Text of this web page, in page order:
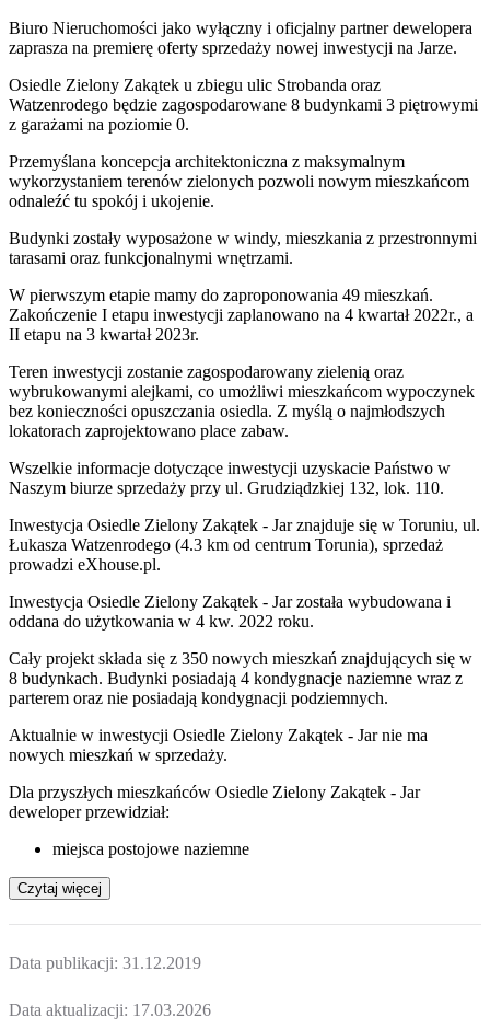
Biuro Nieruchomości jako wyłączny i oficjalny partner dewelopera
zaprasza na premierę oferty sprzedaży nowej inwestycji na Jarze.
Osiedle Zielony Zakątek u zbiegu ulic Strobanda oraz
Watzenrodego będzie zagospodarowane 8 budynkami 3 piętrowymi
z garażami na poziomie 0.
Przemyślana koncepcja architektoniczna z maksymalnym
wykorzystaniem terenów zielonych pozwoli nowym mieszkańcom
odnaleźć tu spokój i ukojenie.
Budynki zostały wyposażone w windy, mieszkania z przestronnymi
tarasami oraz funkcjonalnymi wnętrzami.
W pierwszym etapie mamy do zaproponowania 49 mieszkań.
Zakończenie I etapu inwestycji zaplanowano na 4 kwartał 2022r., a
II etapu na 3 kwartał 2023r.
Teren inwestycji zostanie zagospodarowany zielenią oraz
wybrukowanymi alejkami, co umożliwi mieszkańcom wypoczynek
bez konieczności opuszczania osiedla. Z myślą o najmłodszych
lokatorach zaprojektowano place zabaw.
Wszelkie informacje dotyczące inwestycji uzyskacie Państwo w
Naszym biurze sprzedaży przy ul. Grudziądzkiej 132, lok. 110.
Inwestycja Osiedle Zielony Zakątek - Jar znajduje się w Toruniu, ul.
Łukasza Watzenrodego (4.3 km od centrum Torunia), sprzedaż
prowadzi eXhouse.pl.
Inwestycja Osiedle Zielony Zakątek - Jar została wybudowana i
oddana do użytkowania w 4 kw. 2022 roku.
Cały projekt składa się z 350 nowych mieszkań znajdujących się w
8 budynkach. Budynki posiadają 4 kondygnacje naziemne wraz z
parterem oraz nie posiadają kondygnacji podziemnych.
Aktualnie w inwestycji Osiedle Zielony Zakątek - Jarnie ma
nowych mieszkań w sprzedaży.
Dla przyszłych mieszkańców Osiedle Zielony Zakątek - Jar
deweloper przewidział:
miejsca postojowe naziemne
Czytaj więcej
Data publikacji: 31.12.2019
Data aktualizacji: 17.03.2026